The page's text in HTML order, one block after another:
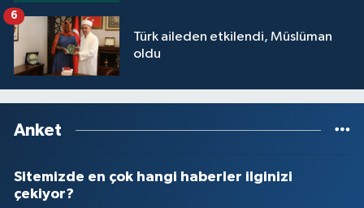
Türk aileden etkilendi, Müslüman
oldu
6
Anket
Sitemizde en çok hangi haberler ilginizi
çekiyor?